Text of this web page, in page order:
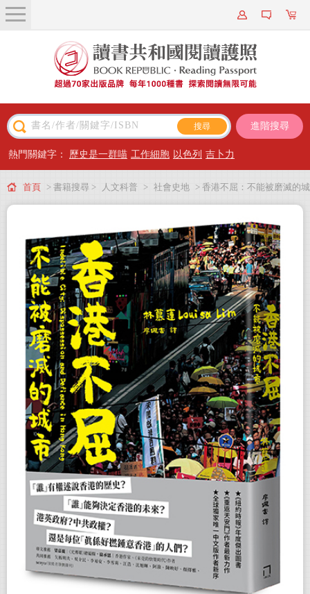
關於我們
近期新書
主題閱讀
出版專區
會員專屬
會員儲值方案
進階搜尋
熱門關鍵字： 歷史是一群喵 工作細胞 以色列 吉卜力
首頁 > 書籍搜尋 > 人文科普 > 社會史地 > 香港不屈：不能被磨滅的城